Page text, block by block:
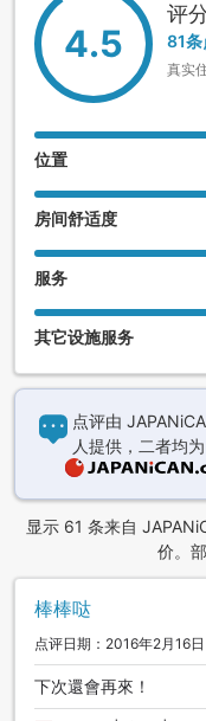
4.5
评
81条
真实
位置
房间舒适度
服务
其它设施服务
点评由
人提供，二者均
显示 61 条来自
价。
棒棒哒
点评日期：2016年2月16日
下次還會再來！